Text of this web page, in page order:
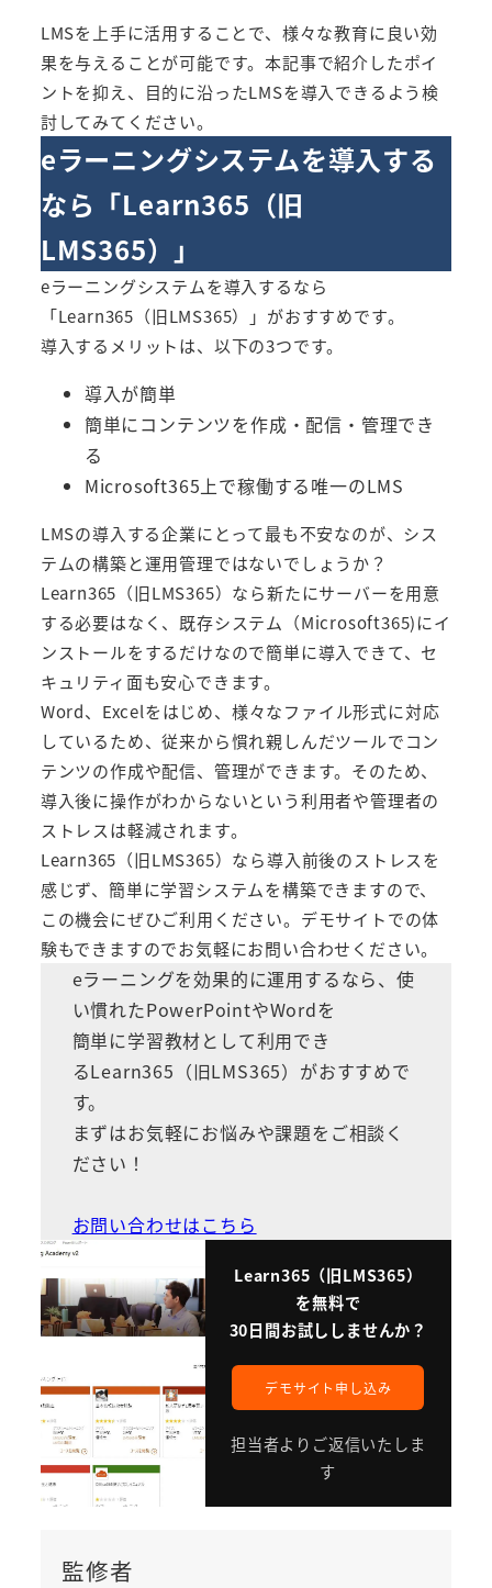
LMSを上手に活用することで、様々な教育に良い効
果を与えることが可能です。本記事で紹介したポイ
ントを抑え、目的に沿ったLMSを導入できるよう検
討してみてください。
eラーニングシステムを導入する
なら「Learn365（旧
LMS365） 」
eラーニングシステムを導入するなら
「Learn365（旧LMS365）
」がおすすめです。
導入するメリットは、以下の3つです。
導入が簡単
簡単にコンテンツを作成・配信・管理でき
る
Microsoft365上で稼働する唯一のLMS
LMSの導入する企業にとって最も不安なのが、シス
テムの構築と運用管理ではないでしょうか？
Learn365（旧LMS365） なら新たにサーバーを用意
する必要はなく、既存システム（Microsoft365)にイ
ンストールをするだけなので簡単に導入できて、セ
キュリティ面も安心できます。
Word、Excelをはじめ、様々なファイル形式に対応
しているため、従来から慣れ親しんだツールでコン
テンツの作成や配信、管理ができます。そのため、
導入後に操作がわからないという利用者や管理者の
ストレスは軽減されます。
Learn365（旧LMS365） なら導入前後のストレスを
感じず、簡単に学習システムを構築できますので、
この機会にぜひご利用ください。デモサイトでの体
験もできますのでお気軽にお問い合わせください。
eラーニングを効果的に運用するなら、使
い慣れたPowerPointやWordを
簡単に学習教材として利用でき
るLearn365（旧LMS365） がおすすめで
す。
まずはお気軽にお悩みや課題をご相談く
ださい！
お問い合わせはこちら
Learn365（旧LMS365）
を無料で
30日間お試ししませんか？
デモサイト申し込み
担当者よりご返信いたしま
す
監修者